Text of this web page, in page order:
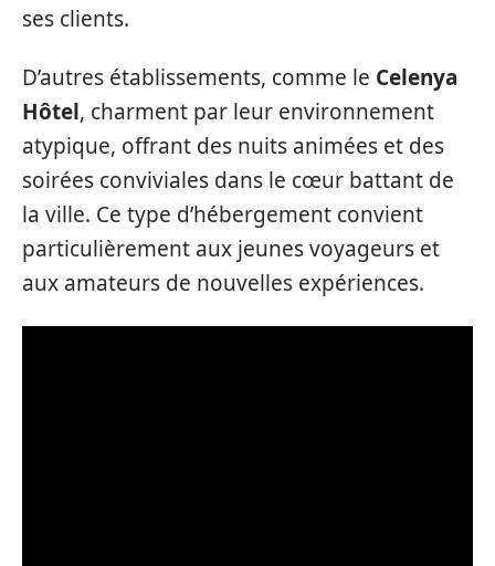
ses clients.
D’autres établissements, comme le Celenya
Hôtel, charment par leur environnement
atypique, offrant des nuits animées et des
soirées conviviales dans le cœur battant de
la ville. Ce type d’hébergement convient
particulièrement aux jeunes voyageurs et
aux amateurs de nouvelles expériences.